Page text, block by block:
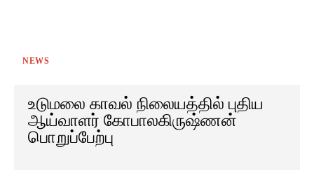
NEWS
உடுமலை காவல் நிலையத்தில் புதிய
ஆய்வாளர் கோபாலகிருஷ்ணன்
பொறுப்பேற்பு